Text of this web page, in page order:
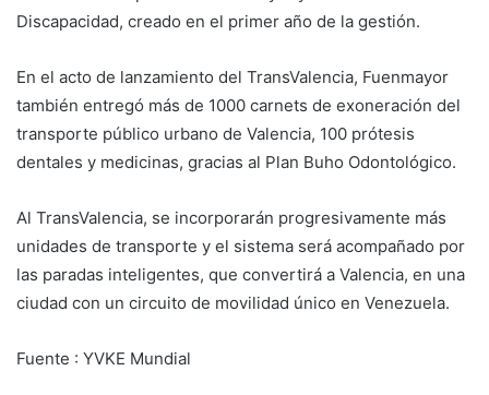
Discapacidad, creado en el primer año de la gestión.
En el acto de lanzamiento del TransValencia, Fuenmayor
también entregó más de 1000 carnets de exoneración del
transporte público urbano de Valencia, 100 prótesis
dentales y medicinas, gracias al Plan Buho Odontológico.
Al TransValencia, se incorporarán progresivamente más
unidades de transporte y el sistema será acompañado por
las paradas inteligentes, que convertirá a Valencia, en una
ciudad con un circuito de movilidad único en Venezuela.
Fuente : YVKE Mundial